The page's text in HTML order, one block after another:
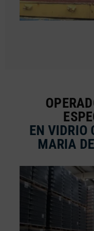
EN VIDRIO
MARIA